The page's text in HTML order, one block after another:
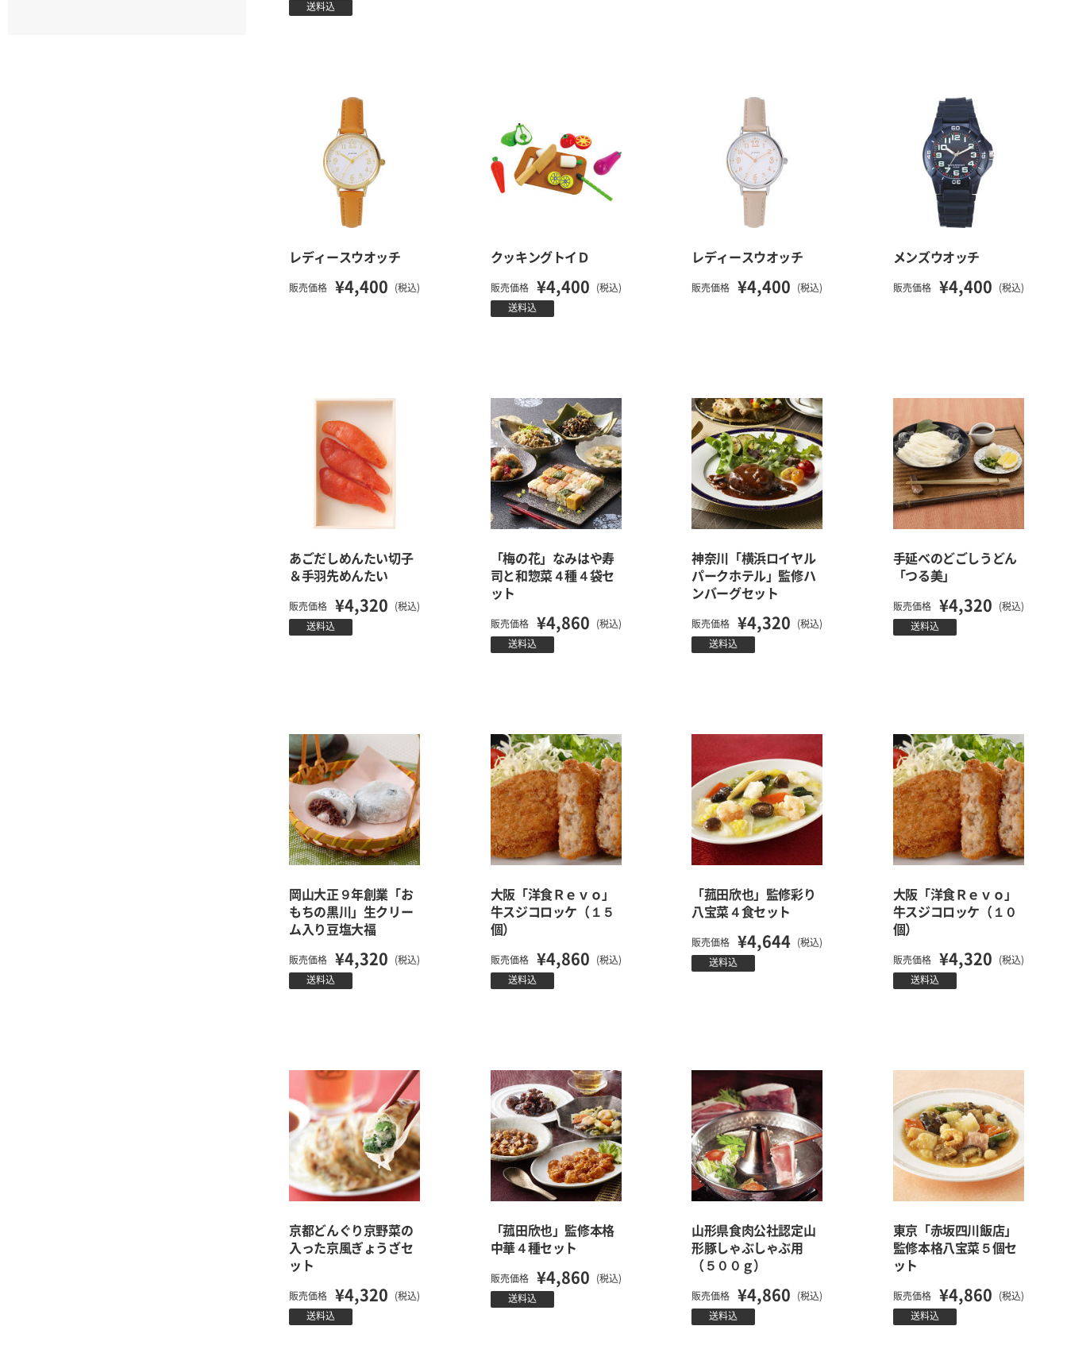
送料込
レディースウオッチ
販売価格 ¥4,400 (税込)
クッキングトイＤ
販売価格 ¥4,400 (税込)
送料込
レディースウオッチ
販売価格 ¥4,400 (税込)
メンズウオッチ
販売価格 ¥4,400 (税込)
あごだしめんたい切子
＆手羽先めんたい
販売価格 ¥4,320 (税込)
送料込
「梅の花」なみはや寿
司と和惣菜４種４袋セ
ット
販売価格 ¥4,860 (税込)
送料込
神奈川「横浜ロイヤル
パークホテル」監修ハ
ンバーグセット
販売価格 ¥4,320 (税込)
送料込
手延べのどごしうどん
「つる美」
販売価格 ¥4,320 (税込)
送料込
岡山大正９年創業「お
もちの黒川」生クリー
ム入り豆塩大福
販売価格 ¥4,320 (税込)
送料込
大阪「洋食Ｒｅｖｏ」
牛スジコロッケ（１５
個）
販売価格 ¥4,860 (税込)
送料込
「菰田欣也」監修彩り
八宝菜４食セット
販売価格 ¥4,644 (税込)
送料込
大阪「洋食Ｒｅｖｏ」
牛スジコロッケ（１０
個）
販売価格 ¥4,320 (税込)
送料込
京都どんぐり京野菜の
入った京風ぎょうざセ
ット
販売価格 ¥4,320 (税込)
送料込
「菰田欣也」監修本格
中華４種セット
販売価格 ¥4,860 (税込)
送料込
山形県食肉公社認定山
形豚しゃぶしゃぶ用
（５００ｇ）
販売価格 ¥4,860 (税込)
送料込
東京「赤坂四川飯店」
監修本格八宝菜５個セ
ット
販売価格 ¥4,860 (税込)
送料込